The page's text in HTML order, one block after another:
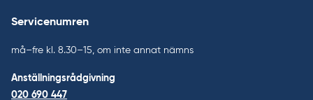
Servicenumren
må–fre kl. 8.30–15, om inte annat nämns
Anställningsrådgivning
020 690 447